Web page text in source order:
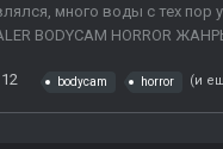
много воды с тех
BODYCAM HORROR
12 bodycam horror (и